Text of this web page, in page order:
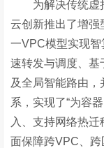
为解决传统虚
云创新推出了增强
一VPC模型实现
速转发与调度、基
及全局智能路由
系，实现了“为容
入、支持网络热
面保障跨VPC、